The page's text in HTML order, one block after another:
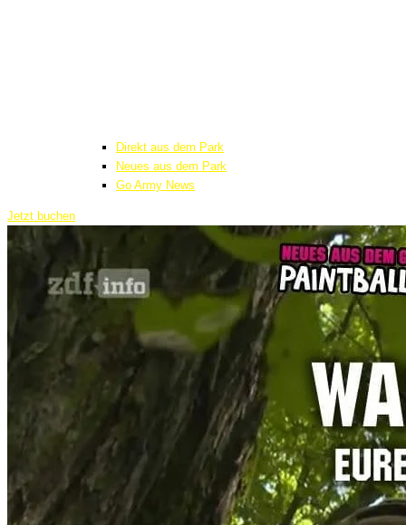
Direkt aus dem Park
Neues aus dem Park
Go Army News
Jetzt buchen